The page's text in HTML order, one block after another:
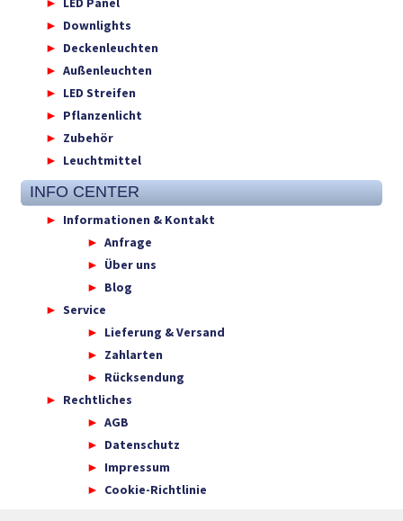
Downlights
Deckenleuchten
Außenleuchten
LED Streifen
Pflanzenlicht
Zubehör
Leuchtmittel
INFO CENTER
Informationen & Kontakt
Anfrage
Über uns
Blog
Service
Lieferung & Versand
Zahlarten
Rücksendung
Rechtliches
AGB
Datenschutz
Impressum
Cookie-Richtlinie